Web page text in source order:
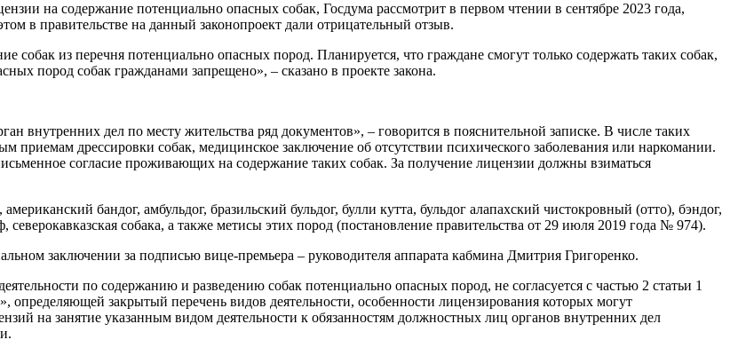
на содержание потенциально опасных собак, Госдума рассмотрит в первом чтении в сентябре 2023 года,
в правительстве на данный законопроект дали отрицательный отзыв.
собак из перечня потенциально опасных пород. Планируется, что граждане смогут только содержать таких собак,
пород собак гражданами запрещено», – сказано в проекте закона.
внутренних дел по месту жительства ряд документов», – говорится в пояснительной записке. В числе таких
приемам дрессировки собак, медицинское заключение об отсутствии психического заболевания или наркомании.
согласие проживающих на содержание таких собак. За получение лицензии должны взиматься
бандог, амбульдог, бразильский бульдог, булли кутта, бульдог алапахский чистокровный (отто), бэндог,
собака, а также метисы этих пород (постановление правительства от 29 июля 2019 года № 974).
заключении за подписью вице-премьера – руководителя аппарата кабмина Дмитрия Григоренко.
по содержанию и разведению собак потенциально опасных пород, не согласуется с частью 2 статьи 1
определяющей закрытый перечень видов деятельности, особенности лицензирования которых могут
на занятие указанным видом деятельности к обязанностям должностных лиц органов внутренних дел